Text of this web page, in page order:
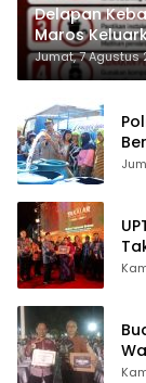
Delapan
Maros
Jumat, 7 Agustus
Air